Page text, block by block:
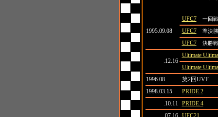
1995.09.08
UFC7 一回戦
UFC7 準決勝
UFC7
決勝戦
.12.16
Ultimate
Ultimate
1996.08.
第2回UVF
1998.03.15
PRIDE.2
.10.11
PRIDE.4
.07.16
UFC21